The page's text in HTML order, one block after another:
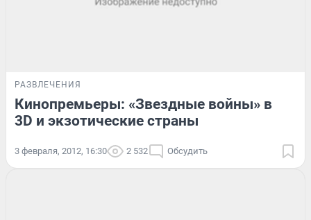
РАЗВЛЕЧЕНИЯ
Кинопремьеры: «Звездные войны» в
3D и экзотические страны
3 февраля, 2012, 16:30 2 532 Обсудить